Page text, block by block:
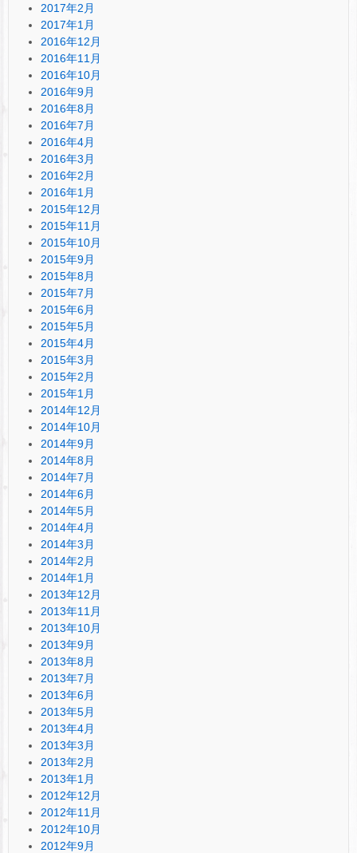
2017年2月
2017年1月
2016年12月
2016年11月
2016年10月
2016年9月
2016年8月
2016年7月
2016年4月
2016年3月
2016年2月
2016年1月
2015年12月
2015年11月
2015年10月
2015年9月
2015年8月
2015年7月
2015年6月
2015年5月
2015年4月
2015年3月
2015年2月
2015年1月
2014年12月
2014年10月
2014年9月
2014年8月
2014年7月
2014年6月
2014年5月
2014年4月
2014年3月
2014年2月
2014年1月
2013年12月
2013年11月
2013年10月
2013年9月
2013年8月
2013年7月
2013年6月
2013年5月
2013年4月
2013年3月
2013年2月
2013年1月
2012年12月
2012年11月
2012年10月
2012年9月